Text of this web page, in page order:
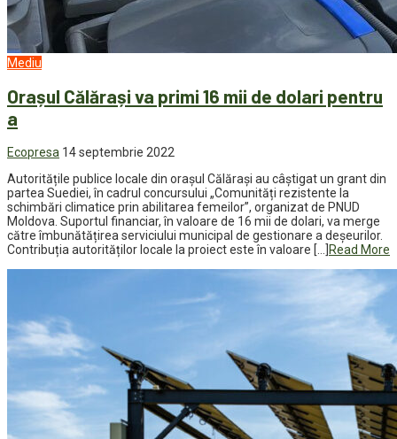
Mediu
Orașul Călărași va primi 16 mii de dolari pentru
a
Ecopresa 14 septembrie 2022
Autoritățile publice locale din orașul Călărași au câștigat un grant din
partea Suediei, în cadrul concursului „Comunități rezistente la
schimbări climatice prin abilitarea femeilor”, organizat de PNUD
Moldova. Suportul financiar, în valoare de 16 mii de dolari, va merge
către îmbunătățirea serviciului municipal de gestionare a deșeurilor.
Contribuția autorităților locale la proiect este în valoare […]
Read More